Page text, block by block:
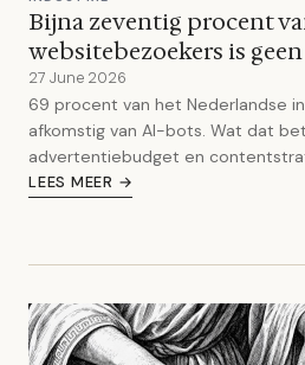
Bijna zeventig procent
websitebezoekers is
27 June 2026
69 procent van het Nederlandse
afkomstig van AI-bots. Wat dat
advertentiebudget en
LEES MEER →